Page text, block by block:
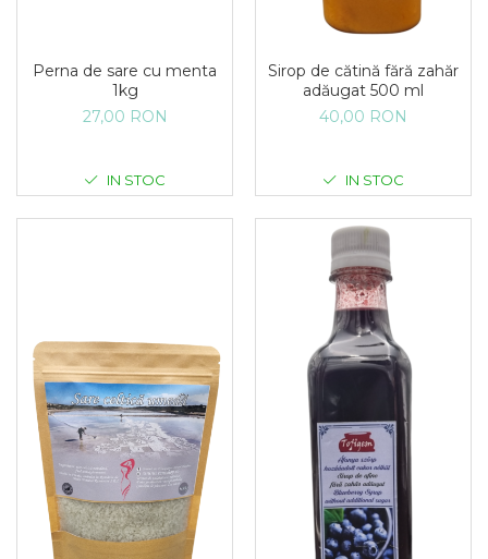
Perna de sare cu menta
1kg
27,00 RON
IN STOC
Sirop de cătină fără zahăr
adăugat 500 ml
40,00 RON
IN STOC